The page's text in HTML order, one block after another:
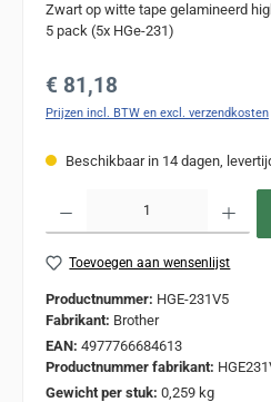
Zwart op witte tape gelamineerd
5 pack (5x HGe-231)
Normale prijs:
€ 81,18
Prijzen incl. BTW en excl. verzendkosten
Beschikbaar in 14 dagen,
Toevoegen aan wensenlijst
Productnummer: HGE-231V5
Fabrikant: Brother
EAN: 4977766684613
Productnummer fabrikant:
Gewicht per stuk: 0,259 kg